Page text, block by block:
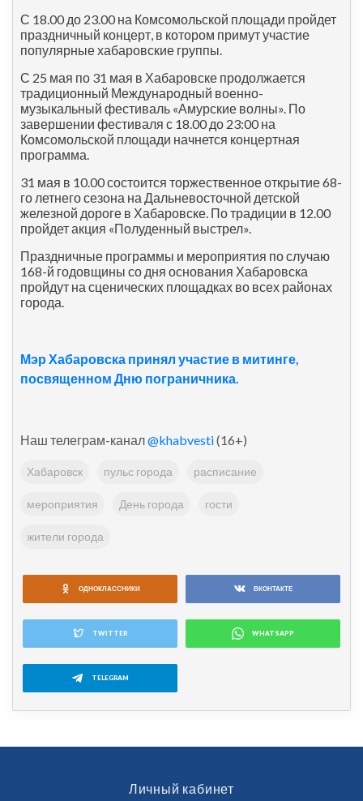
С 18.00 до 23.00 на Комсомольской площади пройдет
праздничный концерт, в котором примут участие
популярные хабаровские группы.
С 25 мая по 31 мая в Хабаровске продолжается
традиционный Международный военно-
музыкальный фестиваль «Амурские волны». По
завершении фестиваля с 18.00 до 23:00 на
Комсомольской площади начнется концертная
программа.
31 мая в 10.00 состоится торжественное открытие 68-
го летнего сезона на Дальневосточной детской
железной дороге в Хабаровске. По традиции в 12.00
пройдет акция «Полуденный выстрел».
Праздничные программы и мероприятия по случаю
168-й годовщины со дня основания Хабаровска
пройдут на сценических площадках во всех районах
города.
Мэр Хабаровска принял участие в митинге,
посвященном Дню пограничника.
Наш телеграм-канал@khabvesti(16+)
Хабаровск пульс города расписание
мероприятия День города гости
жители города
ОДНОКЛАССНИКИ ВКОНТАКТЕ
TWITTER WHATSAPP
TELEGRAM
Личный кабинет